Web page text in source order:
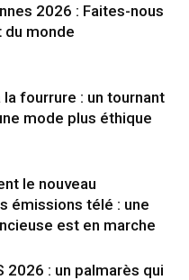
2026 : Faites-nous
du monde
fourrure : un tournant
mode plus éthique
le nouveau
émissions télé : une
est en marche
2026 : un palmarès qui